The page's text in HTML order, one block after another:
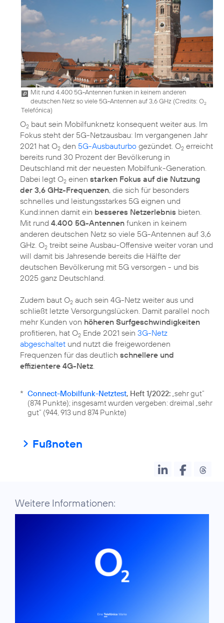
Mit rund 4.400 5G-Antennen funken in keinem anderen
deutschen Netz so viele 5G-Antennen auf 3,6 GHz (Credits: O2
Telefónica)
O2 baut sein Mobilfunknetz konsequent weiter aus. Im
Fokus steht der 5G-Netzausbau: Im vergangenen Jahr
2021 hat O2 den 5G-Ausbauturbo gezündet. O2 erreicht
bereits rund 30 Prozent der Bevölkerung in
Deutschland mit der neuesten Mobilfunk-Generation.
Dabei legt O2 einen starken Fokus auf die Nutzung
der 3,6 GHz-Frequenzen, die sich für besonders
schnelles und leistungsstarkes 5G eignen und
Kund:innen damit ein besseres Netzerlebnis bieten.
Mit rund 4.400 5G-Antennen funken in keinem
anderen deutschen Netz so viele 5G-Antennen auf 3,6
GHz. O2 treibt seine Ausbau-Offensive weiter voran und
will damit bis Jahresende bereits die Hälfte der
deutschen Bevölkerung mit 5G versorgen - und bis
2025 ganz Deutschland.
Zudem baut O2 auch sein 4G-Netz weiter aus und
schließt letzte Versorgungslücken. Damit parallel noch
mehr Kunden von höheren Surfgeschwindigkeiten
profitieren, hat O2 Ende 2021 sein 3G-Netz
abgeschaltet und nutzt die freigewordenen
Frequenzen für das deutlich schnellere und
effizientere 4G-Netz.
* Connect-Mobilfunk-Netztest, Heft 1/2022: „sehr gut“
(874 Punkte); insgesamt wurden vergeben: dreimal „sehr
gut“ (944, 913 und 874 Punkte)
Fußnoten
Weitere Informationen: